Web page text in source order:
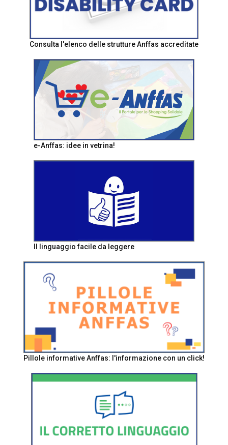
Consulta l'elenco delle strutture Anffas accreditate
e-Anffas: idee in vetrina!
Il linguaggio facile da leggere
Pillole informative Anffas: l'informazione con un click!